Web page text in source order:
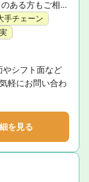
薬剤師免許※実務未経験の方やブランクのある方もご相談ください。
手チェーン
シフト面など
軽にお問い合わ
を見る